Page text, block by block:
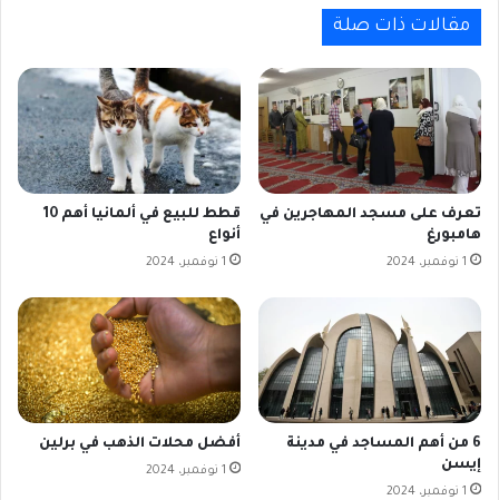
مقالات ذات صلة
تعرف على مسجد المهاجرين في
هامبورغ
1 نوفمبر، 2024
قطط للبيع في ألمانيا أهم 10
أنواع
1 نوفمبر، 2024
6 من أهم المساجد في مدينة
إيسن
1 نوفمبر، 2024
أفضل محلات الذهب في برلين
1 نوفمبر، 2024